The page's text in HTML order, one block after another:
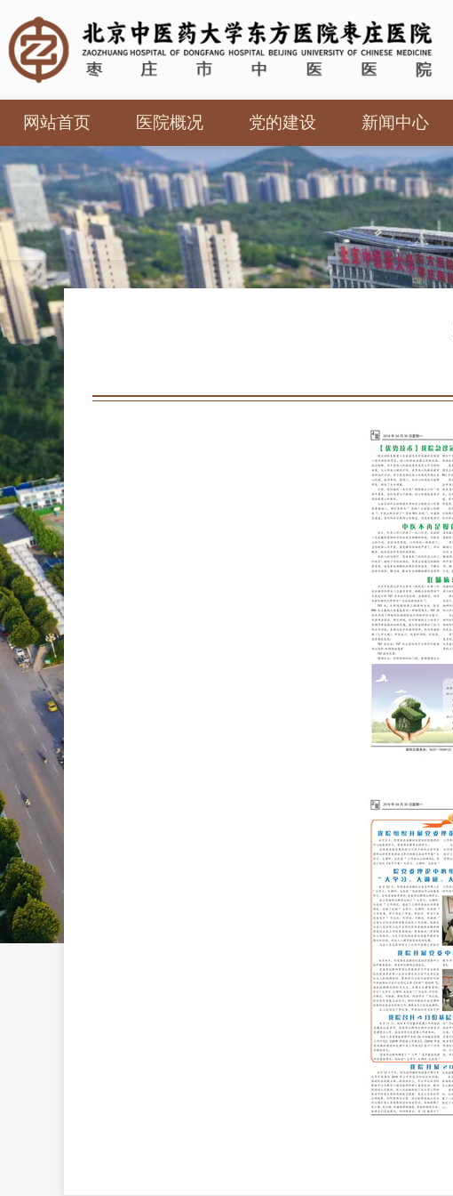
网站首页 医院概况
医院简介
领导团队
内设机构
《枣庄中医》院
报
党的建设
党建工作
廉政建设
法治建设
新闻中心
医院动态